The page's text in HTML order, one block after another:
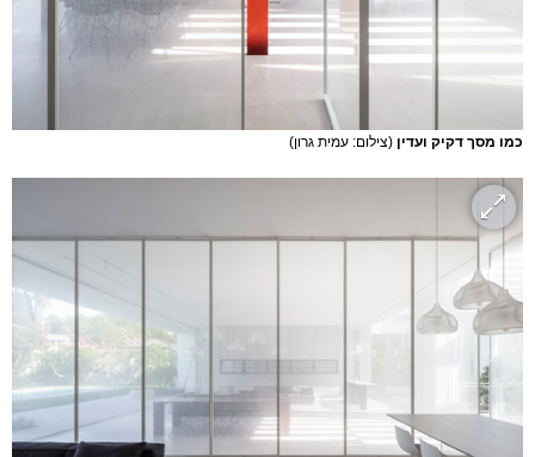
כמו מסך דקיק ועדין (צילום: עמית גרון)